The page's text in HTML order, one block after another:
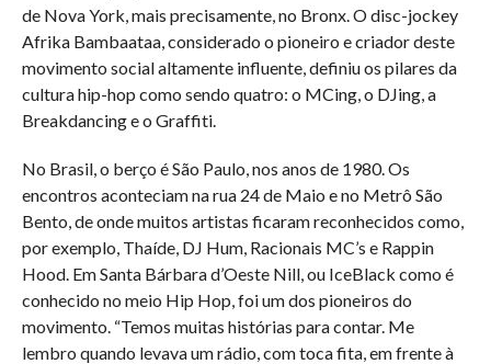
de Nova York, mais precisamente, no Bronx. O disc-jockey
Afrika Bambaataa, considerado o pioneiro e criador deste
movimento social altamente influente, definiu os pilares da
cultura hip-hop como sendo quatro: o MCing, o DJing, a
Breakdancing e o Graffiti.
No Brasil, o berço é São Paulo, nos anos de 1980. Os
encontros aconteciam na rua 24 de Maio e no Metrô São
Bento, de onde muitos artistas ficaram reconhecidos como,
por exemplo, Thaíde, DJ Hum, Racionais MC’s e Rappin
Hood. Em Santa Bárbara d’Oeste Nill, ou IceBlack como é
conhecido no meio Hip Hop, foi um dos pioneiros do
movimento. “Temos muitas histórias para contar. Me
lembro quando levava um rádio, com toca fita, em frente à